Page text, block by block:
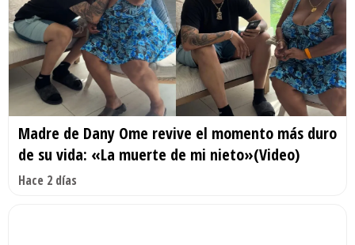
Madre de Dany Ome revive el momento más duro
de su vida: «La muerte de mi nieto»(Video)
Hace 2 días